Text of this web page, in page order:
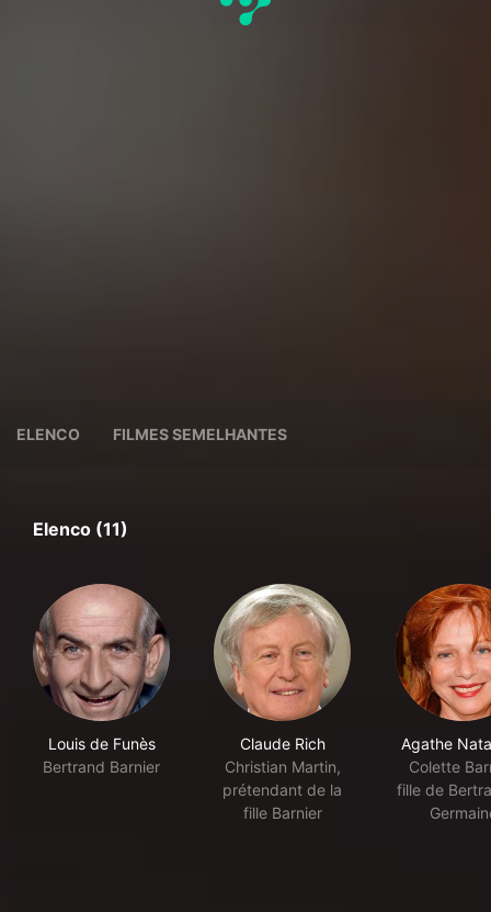
ELENCO FILMES SEMELHANTES
Elenco (11)
Louis de Funès
Bertrand Barnier
Claude Rich
Christian Martin,
prétendant de la
fille Barnier
Agathe
Colette
fille de